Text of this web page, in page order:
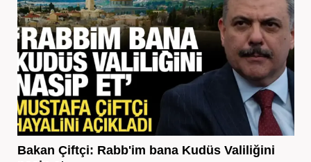
Bakan Çiftçi: Rabb'im bana Kudüs Valiliğini